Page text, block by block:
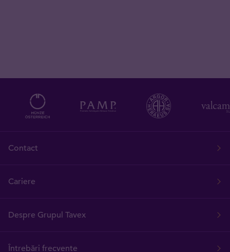
Contact
Cariere
Despre Grupul Tavex
Întrebări frecvente